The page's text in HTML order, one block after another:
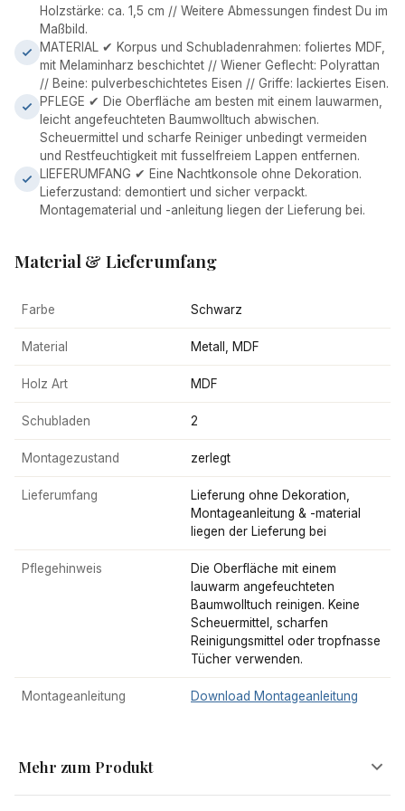
Holzstärke: ca. 1,5 cm // Weitere Abmessungen findest Du im
Maßbild.
MATERIAL ✔ Korpus und Schubladenrahmen: foliertes MDF,
mit Melaminharz beschichtet // Wiener Geflecht: Polyrattan
// Beine: pulverbeschichtetes Eisen // Griffe: lackiertes Eisen.
PFLEGE ✔ Die Oberfläche am besten mit einem lauwarmen,
leicht angefeuchteten Baumwolltuch abwischen.
Scheuermittel und scharfe Reiniger unbedingt vermeiden
und Restfeuchtigkeit mit fusselfreiem Lappen entfernen.
LIEFERUMFANG ✔ Eine Nachtkonsole ohne Dekoration.
Lieferzustand: demontiert und sicher verpackt.
Montagematerial und -anleitung liegen der Lieferung bei.
Material & Lieferumfang
Farbe Schwarz
Material Metall, MDF
Holz Art MDF
Schubladen 2
Montagezustand zerlegt
Lieferumfang
Lieferung ohne Dekoration,
Montageanleitung & -material
liegen der Lieferung bei
Pflegehinweis
Die Oberfläche mit einem
lauwarm angefeuchteten
Baumwolltuch reinigen. Keine
Scheuermittel, scharfen
Reinigungsmittel oder tropfnasse
Tücher verwenden.
Montageanleitung Download Montageanleitung
Mehr zum Produkt